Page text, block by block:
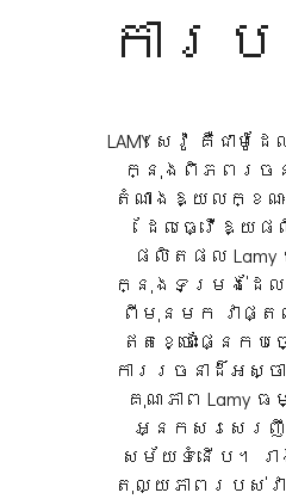
ការ
LAMY សេវ៉ូ គឺជា
ក្នុងពិភពរចនា
តំណាងឱ្យលក្ខណ
ដែលធ្វើឱ្យ
ផលិតផល Lamy
ក្នុងទម្រង់ដែល
ពីមុនមក វាផ្
ឥតខ្ចោះផ្នែកប
ការរចនាដ៏អស្
គុណភាព Lamy
អ្នកសរសេរ
សម័យទំនើប។ រា
តុល្យភាពរបស់វ